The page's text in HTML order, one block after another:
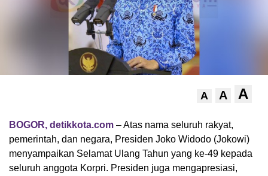
A A A
BOGOR, detikkota.com – Atas nama seluruh rakyat,
pemerintah, dan negara, Presiden Joko Widodo (Jokowi)
menyampaikan Selamat Ulang Tahun yang ke-49 kepada
seluruh anggota Korpri. Presiden juga mengapresiasi,